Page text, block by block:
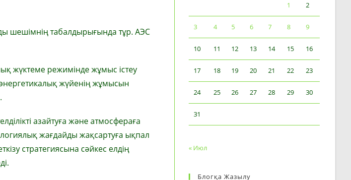
шешімнің табалдырығында тұр. АЭС
жүктеме режимінде жұмыс істеу
жүйенің жұмысын
азайтуға және атмосфераға
жағдайды жақсартуға ықпал
стратегиясына сәйкес елдің
1 2
3 4 5 6 7 8 9
10 11 12 13 14 15 16
17 18 19 20 21 22 23
24 25 26 27 28 29 30
31
« Июл
Блогқа Жазылу